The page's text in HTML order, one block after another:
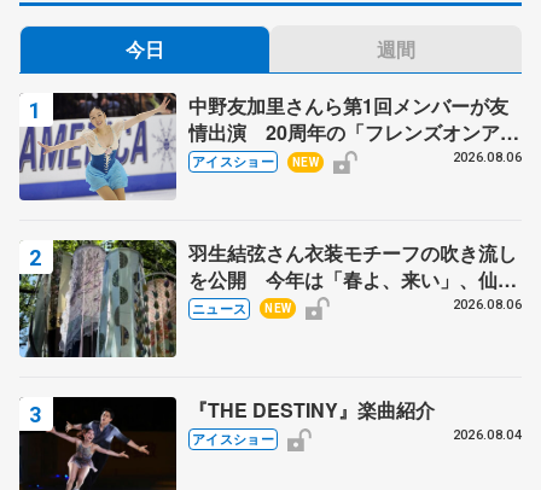
今日 週間
中野友加里さんら第1回メンバーが友
情出演 20周年の「フレンズオンアイ
ス」 宮本賢二さん、有川梨絵さん、
アイスショー NEW 2026.08.06
羽生結弦さん衣装モチーフの吹き流し
を公開 今年は「春よ、来い」、仙台
の瑞鳳殿
ニュース NEW 2026.08.06
『THE DESTINY』楽曲紹介
アイスショー 2026.08.04